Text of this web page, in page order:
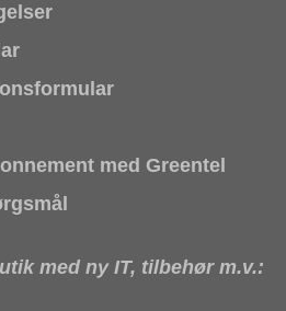
med Greentel
med ny IT, tilbehør m.v.: